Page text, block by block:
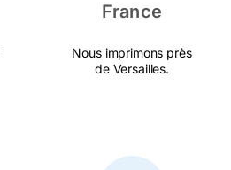
France
Nous imprimons près
de Versailles.